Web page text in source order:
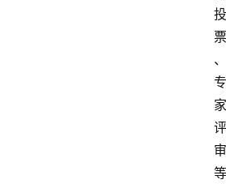
投
票
、
专
家
评
审
等